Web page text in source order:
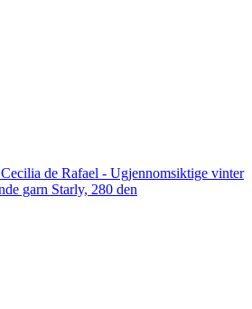
Cecilia de Rafael - Ugjennomsiktige vinter
garn Starly, 280 den